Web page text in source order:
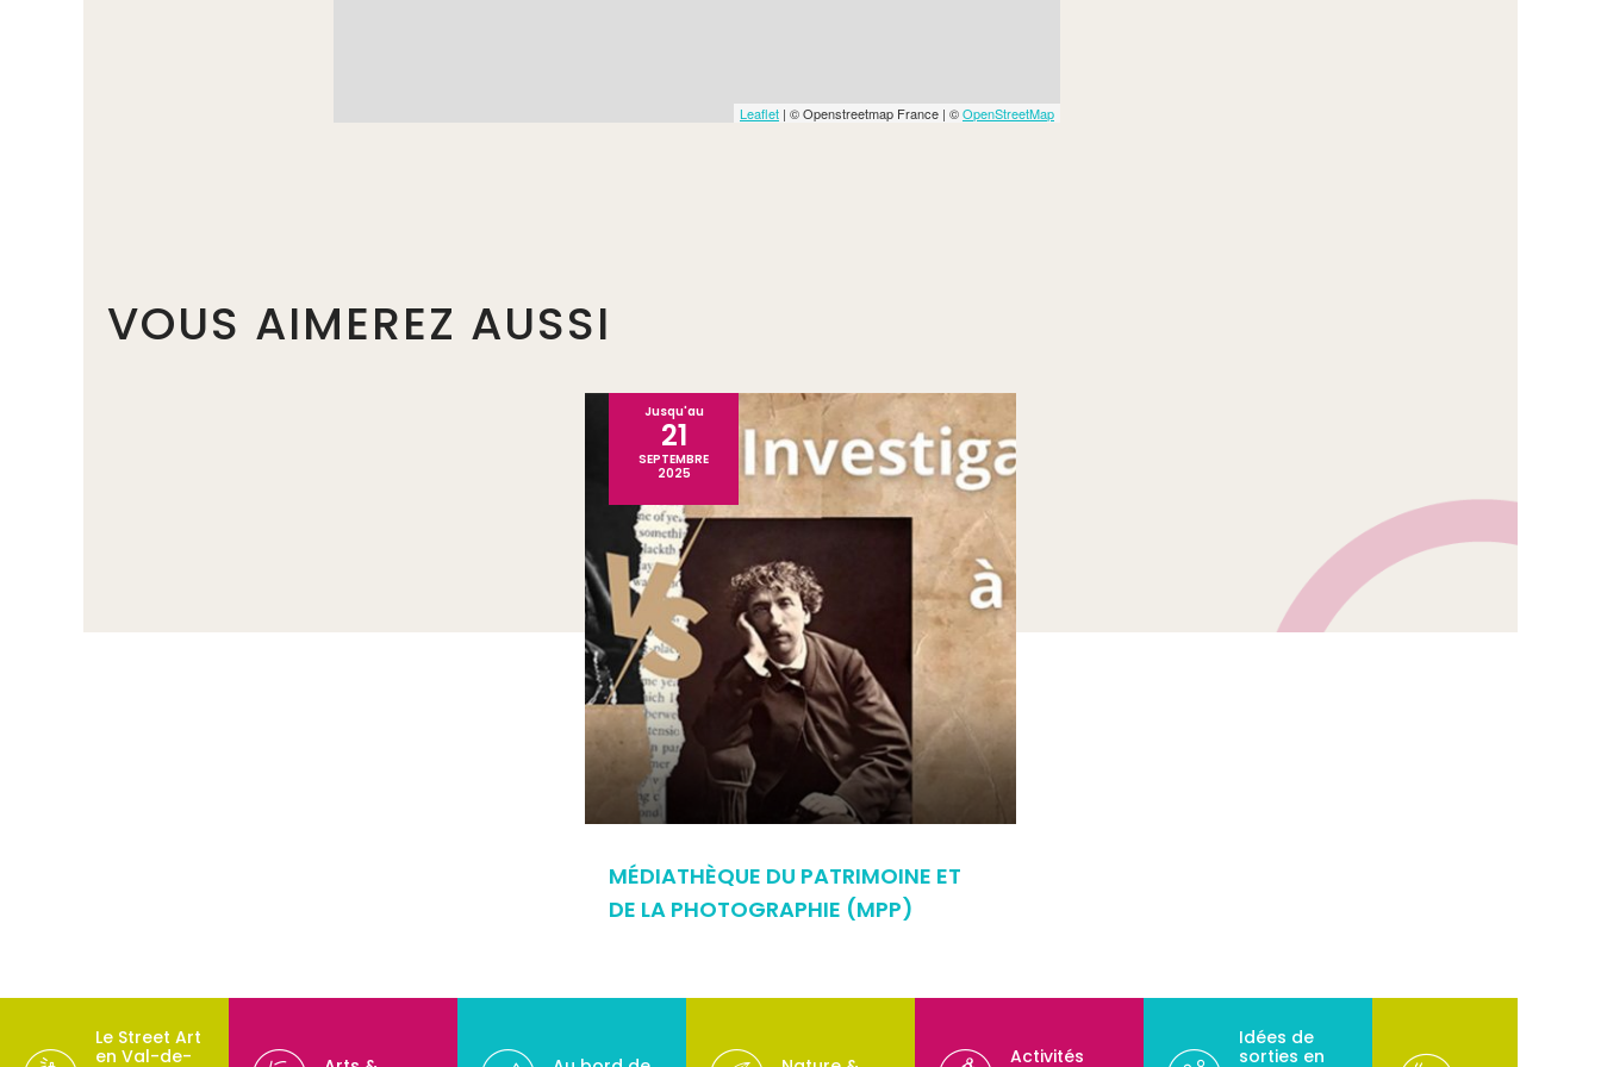
Leaflet | © Openstreetmap France | ©OpenStreetMap
VOUS AIMEREZ AUSSI
Jusqu'au
21
SEPTEMBRE
2025
MÉDIATHÈQUE DU PATRIMOINE ET
DE LA PHOTOGRAPHIE (MPP)
Le Street Art
en Val-de-
Activités
Idées de
sorties en